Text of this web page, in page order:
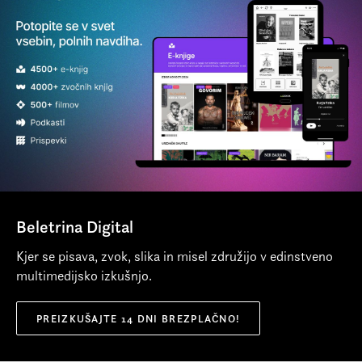
Več o avtorju
erotizirana, celo telesno blizu. To je
izredno originalen in zelo lep pristop.
Beletrina Digital
Kjer se pisava, zvok, slika in misel združijo v edinstveno
multimedijsko izkušnjo.
PREIZKUŠAJTE 14 DNI BREZPLAČNO!